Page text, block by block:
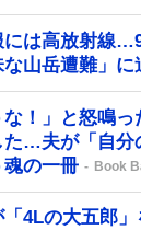
には高放射線
な山岳遭難」に
な！」と怒鳴
た…夫が「自分
魂の一冊
Book
4Lの大五郎